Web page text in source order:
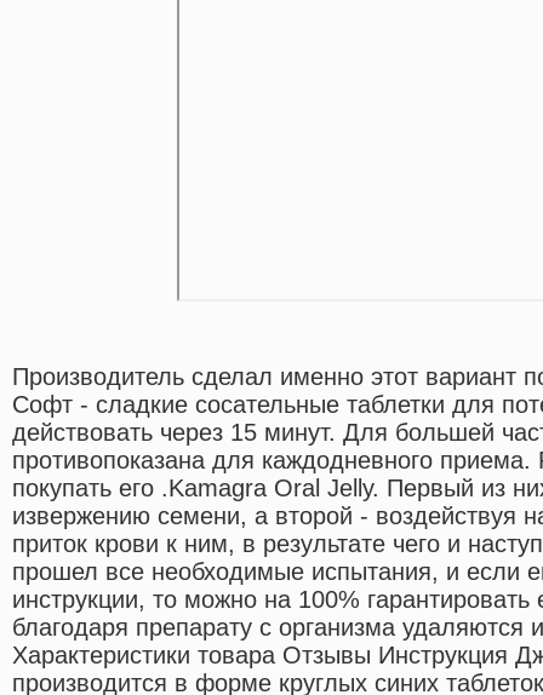
Производитель сделал именно этот вариант
Софт - сладкие сосательные таблетки для
действовать через 15 минут. Для большей
противопоказана для каждодневного
покупать его .Kamagra Oral Jelly. Первый из
извержению семени, а второй - воздействуя
приток крови к ним, в результате чего и
прошел все необходимые испытания, и если
инструкции, то можно на 100% гарантировать
благодаря препарату с организма
Характеристики товара Отзывы Инструкция
производится в форме круглых синих